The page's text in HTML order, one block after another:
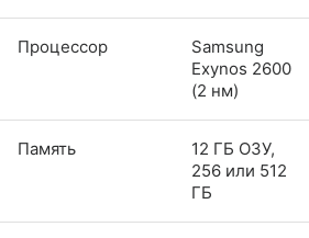
Процессор
Samsung
Exynos 2600
(2 нм)
Память
12 ГБ ОЗУ,
256 или 512
ГБ